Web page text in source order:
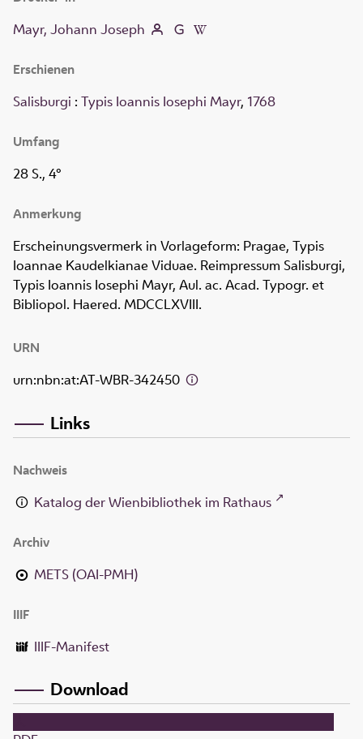
Mayr, Johann Joseph
Erschienen
Salisburgi : Typis Ioannis Iosephi Mayr, 1768
Umfang
28 S., 4°
Anmerkung
Erscheinungsvermerk in Vorlageform: Pragae, Typis
Ioannae Kaudelkianae Viduae. Reimpressum Salisburgi,
Typis Ioannis Iosephi Mayr, Aul. ac. Acad. Typogr. et
Bibliopol. Haered. MDCCLXVIII.
URN
urn:nbn:at:AT-WBR-342450
Links
Nachweis
Katalog der Wienbibliothek im Rathaus
Archiv
METS (OAI-PMH)
IIIF
IIIF-Manifest
Download